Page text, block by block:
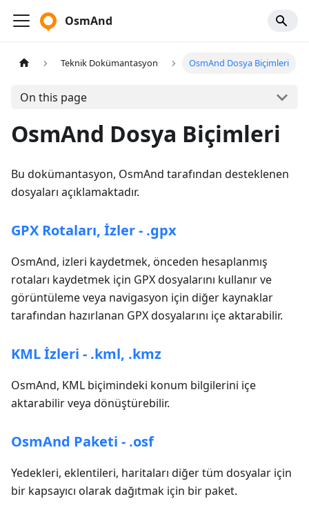
OsmAnd
Teknik Dokümantasyon OsmAnd Dosya Biçimleri
On this page
OsmAnd Dosya Biçimleri
Bu dokümantasyon, OsmAnd tarafından desteklenen
dosyaları açıklamaktadır.
GPX Rotaları, İzler - .gpx
OsmAnd, izleri kaydetmek, önceden hesaplanmış
rotaları kaydetmek için GPX dosyalarını kullanır ve
görüntüleme veya navigasyon için diğer kaynaklar
tarafından hazırlanan GPX dosyalarını içe aktarabilir.
KML İzleri - .kml, .kmz
OsmAnd, KML biçimindeki konum bilgilerini içe
aktarabilir veya dönüştürebilir.
OsmAnd Paketi - .osf
Yedekleri, eklentileri, haritaları diğer tüm dosyalar için
bir kapsayıcı olarak dağıtmak için bir paket.